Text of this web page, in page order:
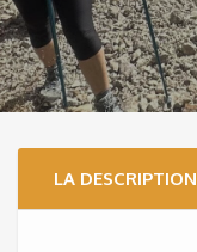
LA DESCRIPTION